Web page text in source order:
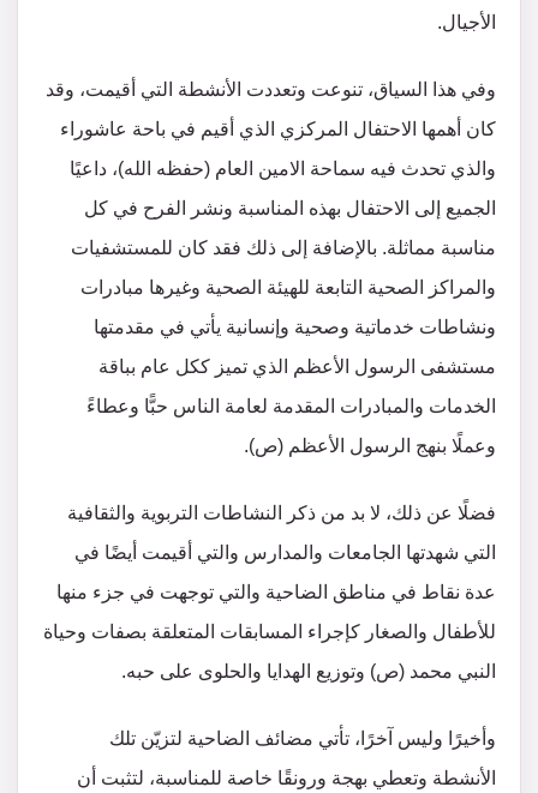
الأجيال.
وفي هذا السياق، تنوعت وتعددت الأنشطة التي أقيمت، وقد
كان أهمها الاحتفال المركزي الذي أقيم في باحة عاشوراء
والذي تحدث فيه سماحة الامين العام (حفظه الله)، داعيًا
الجميع إلى الاحتفال بهذه المناسبة ونشر الفرح في كل
مناسبة مماثلة. بالإضافة إلى ذلك فقد كان للمستشفيات
والمراكز الصحية التابعة للهيئة الصحية وغيرها مبادرات
ونشاطات خدماتية وصحية وإنسانية يأتي في مقدمتها
مستشفى الرسول الأعظم الذي تميز ككل عام بباقة
الخدمات والمبادرات المقدمة لعامة الناس حبًّا وعطاءً
وعملًا بنهج الرسول الأعظم (ص).
فضلًا عن ذلك، لا بد من ذكر النشاطات التربوية والثقافية
التي شهدتها الجامعات والمدارس والتي أقيمت أيضًا في
عدة نقاط في مناطق الضاحية والتي توجهت في جزء منها
للأطفال والصغار كإجراء المسابقات المتعلقة بصفات وحياة
النبي محمد (ص) وتوزيع الهدايا والحلوى على حبه.
وأخيرًا وليس آخرًا، تأتي مضائف الضاحية لتزيّن تلك
الأنشطة وتعطي بهجة ورونقًا خاصة للمناسبة، لتثبت أن